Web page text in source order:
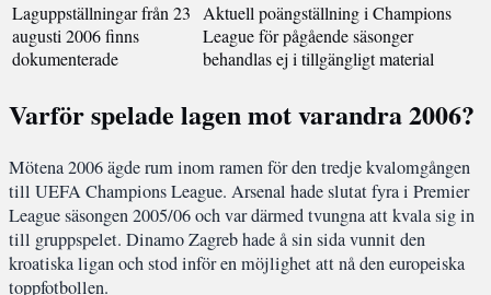
Laguppställningar från 23
augusti 2006 finns
dokumenterade
Aktuell poängställning i Champions
League för pågående säsonger
behandlas ej i tillgängligt material
Varför spelade lagen mot varandra 2006?
Mötena 2006 ägde rum inom ramen för den tredje kvalomgången
till UEFA Champions League. Arsenal hade slutat fyra i Premier
League säsongen 2005/06 och var därmed tvungna att kvala sig in
till gruppspelet. Dinamo Zagreb hade å sin sida vunnit den
kroatiska ligan och stod inför en möjlighet att nå den europeiska
toppfotbollen.